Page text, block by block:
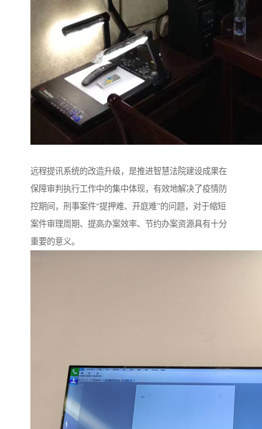
远程提讯系统的改造升级，是推进智慧法院建设成果在
保障审判执行工作中的集中体现，有效地解决了疫情防
控期间，刑事案件“提押难、开庭难”的问题，对于缩短
案件审理周期、提高办案效率、节约办案资源具有十分
重要的意义。